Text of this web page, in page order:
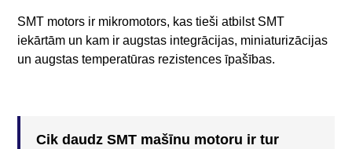
SMT motors ir mikromotors, kas tieši atbilst SMT
iekārtām un kam ir augstas integrācijas, miniaturizācijas
un augstas temperatūras rezistences īpašības.
Cik daudz SMT mašīnu motoru ir tur